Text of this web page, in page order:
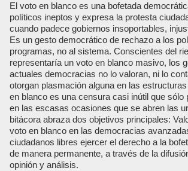
El voto en blanco es una bofetada
políticos ineptos y expresa la protesta
cuando padece gobiernos insoportables,
Es un gesto democrático de rechazo a los
programas, no al sistema. Conscientes del
representaría un voto en blanco masivo, los
actuales democracias no lo valoran, ni lo
otorgan plasmación alguna en las
en blanco es una censura casi inútil que sólo
en las escasas ocasiones que se abren las
bitácora abraza dos objetivos principales:
voto en blanco en las democracias
ciudadanos libres ejercer el derecho a la
de manera permanente, a través de la
opinión y análisis.